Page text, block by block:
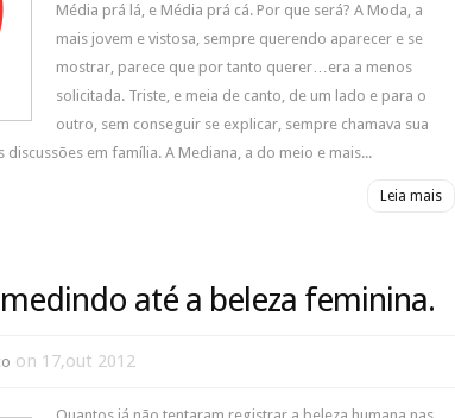
Média prá lá, e Média prá cá. Por que será? A Moda, a
mais jovem e vistosa, sempre querendo aparecer e se
mostrar, parece que por tanto querer…era a menos
solicitada. Triste, e meia de canto, de um lado e para o
outro, sem conseguir se explicar, sempre chamava sua
em família. A Mediana, a do meio e mais...
Leia mais
até a beleza feminina.
on 17,out 2012